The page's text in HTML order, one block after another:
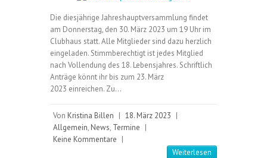
Die diesjährige Jahreshauptversammlung findet
am Donnerstag, den 30. März 2023 um 19 Uhr im
Clubhaus statt. Alle Mitglieder sind dazu herzlich
eingeladen. Stimmberechtigt ist jedes Mitglied
nach Vollendung des 18. Lebensjahres. Schriftlich
Anträge könnt ihr bis zum 23. März
2023 einreichen. Zu…
Von Kristina Billen | 18. März 2023 |
Allgemein, News, Termine |
Keine Kommentare |
Weiterlesen